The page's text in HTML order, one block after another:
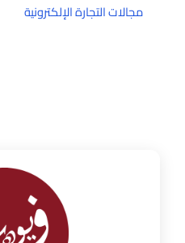
مجالات التجارة الإلكترونية